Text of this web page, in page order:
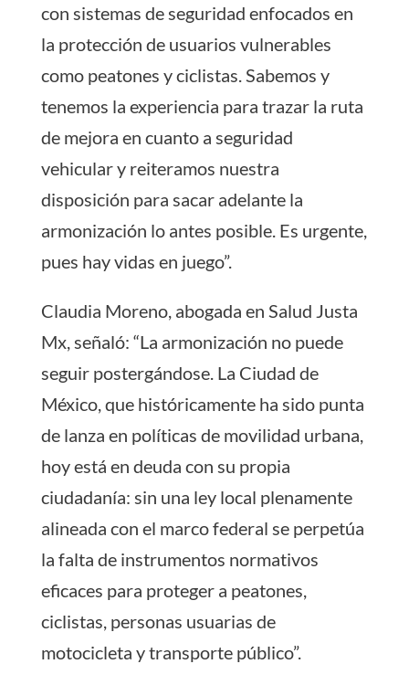
con sistemas de seguridad enfocados en
la protección de usuarios vulnerables
como peatones y ciclistas. Sabemos y
tenemos la experiencia para trazar la ruta
de mejora en cuanto a seguridad
vehicular y reiteramos nuestra
disposición para sacar adelante la
armonización lo antes posible. Es urgente,
pues hay vidas en juego”.
Claudia Moreno, abogada en Salud Justa
Mx, señaló: “La armonización no puede
seguir postergándose. La Ciudad de
México, que históricamente ha sido punta
de lanza en políticas de movilidad urbana,
hoy está en deuda con su propia
ciudadanía: sin una ley local plenamente
alineada con el marco federal se perpetúa
la falta de instrumentos normativos
eficaces para proteger a peatones,
ciclistas, personas usuarias de
motocicleta y transporte público”.